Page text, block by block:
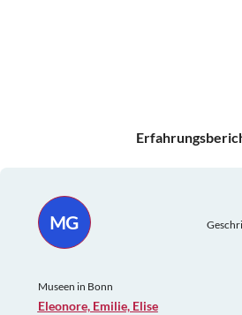
MG
Museen in Bonn
Eleonore, Emilie, Elise